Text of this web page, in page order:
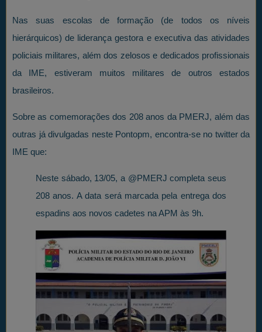
Nas suas escolas de formação (de todos os níveis
hierárquicos) de liderança gestora e executiva das atividades
policiais militares, além dos zelosos e dedicados profissionais
da IME, estiveram muitos militares de outros estados
brasileiros.
Sobre as comemorações dos 208 anos da PMERJ, além das
outras já divulgadas neste Pontopm, encontra-se no twitter da
IME que:
Neste sábado, 13/05, a @PMERJ completa seus
208 anos. A data será marcada pela entrega dos
espadins aos novos cadetes na APM às 9h.